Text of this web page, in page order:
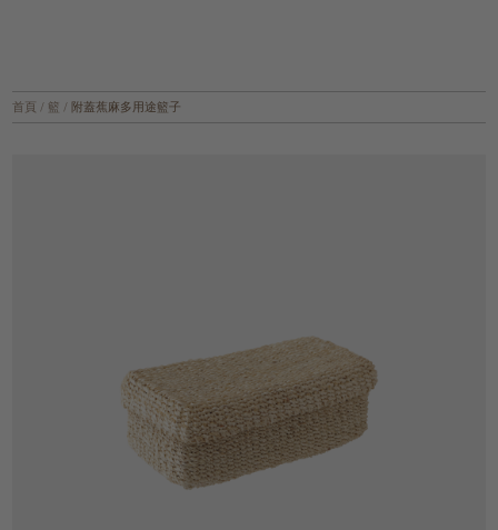
首頁 / 籃 / 附蓋蕉麻多用途籃子